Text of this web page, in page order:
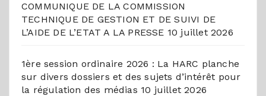
COMMUNIQUE DE LA COMMISSION
TECHNIQUE DE GESTION ET DE SUIVI DE
L’AIDE DE L’ETAT A LA PRESSE 10 juillet 2026
1ère session ordinaire 2026 : La HARC planche
sur divers dossiers et des sujets d’intérêt pour
la régulation des médias 10 juillet 2026